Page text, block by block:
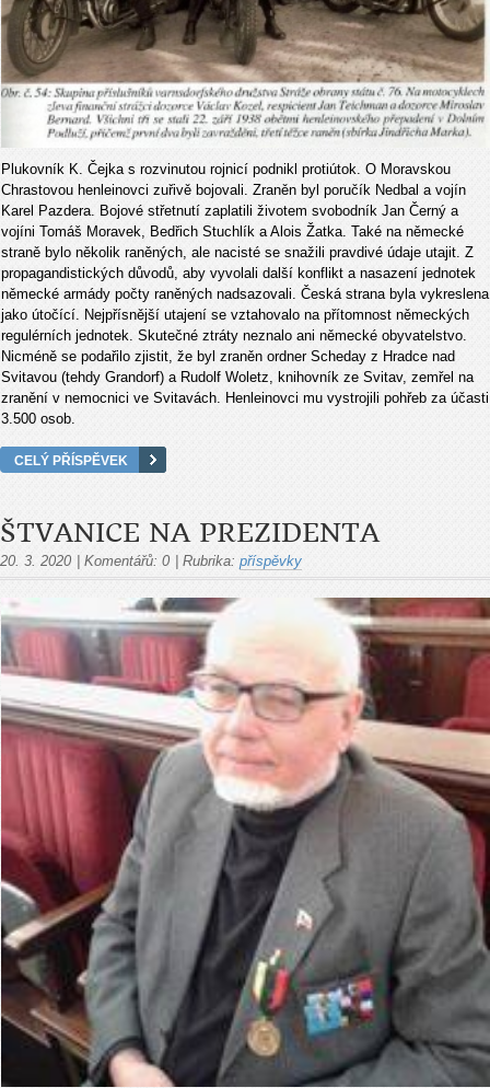
Plukovník K. Čejka s rozvinutou rojnicí podnikl protiútok. O Moravskou
Chrastovou henleinovci zuřivě bojovali. Zraněn byl poručík Nedbal a vojín
Karel Pazdera. Bojové střetnutí zaplatili životem svobodník Jan Černý a
vojíni Tomáš Moravek, Bedřich Stuchlík a Alois Žatka. Také na německé
straně bylo několik raněných, ale nacisté se snažili pravdivé údaje utajit. Z
propagandistických důvodů, aby vyvolali další konflikt a nasazení jednotek
německé armády počty raněných nadsazovali. Česká strana byla vykreslena
jako útočící. Nejpřísnější utajení se vztahovalo na přítomnost německých
regulérních jednotek. Skutečné ztráty neznalo ani německé obyvatelstvo.
Nicméně se podařilo zjistit, že byl zraněn ordner Scheday z Hradce nad
Svitavou (tehdy Grandorf) a Rudolf Woletz, knihovník ze Svitav, zemřel na
zranění v nemocnici ve Svitavách. Henleinovci mu vystrojili pohřeb za účasti
3.500 osob.
CELÝ PŘÍSPĚVEK
ŠTVANICE NA PREZIDENTA
20. 3. 2020 | Komentářů: 0 | Rubrika: příspěvky